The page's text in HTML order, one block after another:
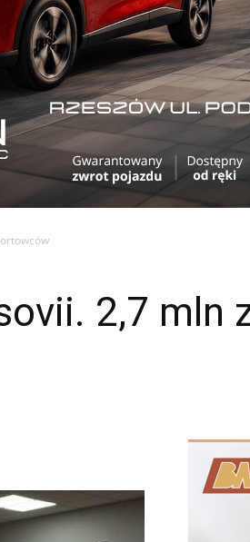
2,7 mln